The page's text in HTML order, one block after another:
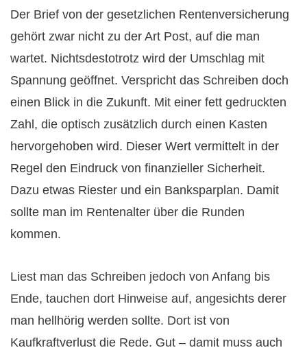
Der Brief von der gesetzlichen Rentenversicherung
gehört zwar nicht zu der Art Post, auf die man
wartet. Nichtsdestotrotz wird der Umschlag mit
Spannung geöffnet. Verspricht das Schreiben doch
einen Blick in die Zukunft. Mit einer fett gedruckten
Zahl, die optisch zusätzlich durch einen Kasten
hervorgehoben wird. Dieser Wert vermittelt in der
Regel den Eindruck von finanzieller Sicherheit.
Dazu etwas Riester und ein Banksparplan. Damit
sollte man im Rentenalter über die Runden
kommen.
Liest man das Schreiben jedoch von Anfang bis
Ende, tauchen dort Hinweise auf, angesichts derer
man hellhörig werden sollte. Dort ist von
Kaufkraftverlust die Rede. Gut – damit muss auch